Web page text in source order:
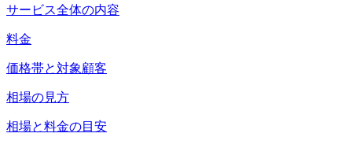
サービス全体の内容
料金
価格帯と対象顧客
相場の見方
相場と料金の目安